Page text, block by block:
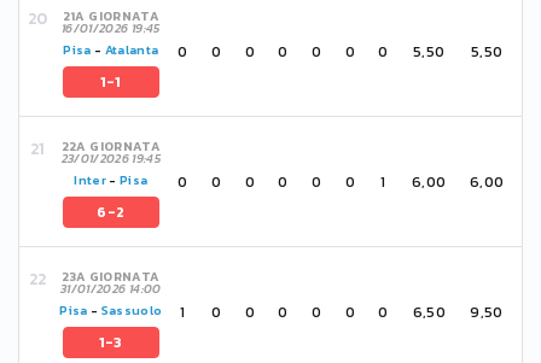
21A GIORNATA
16/01/2026 19:45
Pisa - Atalanta
1-1
0 0 0 0 0 0 0 5,50 5,50
22A GIORNATA
23/01/2026 19:45
Inter-Pisa
6-2
0 0 0 0 0 0 1 6,00 6,00
23A GIORNATA
31/01/2026 14:00
Pisa - Sassuolo
1-3
1 0 0 0 0 0 0 6,50 9,50